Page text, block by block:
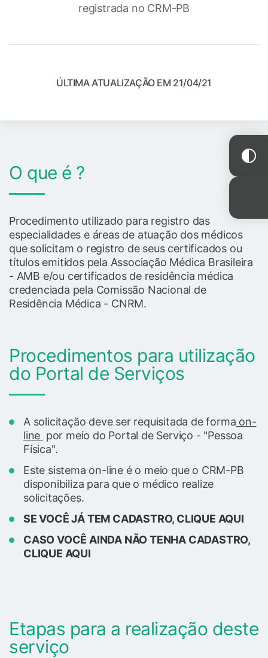
registrada no CRM-PB
ÚLTIMA ATUALIZAÇÃO EM 21/04/21
O que é ?
Procedimento utilizado para registro das
especialidades e áreas de atuação dos médicos
que solicitam o registro de seus certificados ou
títulos emitidos pela Associação Médica Brasileira
- AMB e/ou certificados de residência médica
credenciada pela Comissão Nacional de
Residência Médica - CNRM.
Procedimentos para utilização
do Portal de Serviços
A solicitação deve ser requisitada de forma on-
line por meio do Portal de Serviço - "Pessoa
Física".
Este sistema on-line é o meio que o CRM-PB
disponibiliza para que o médico realize
solicitações.
SE VOCÊ JÁ TEM CADASTRO, CLIQUE AQUI
CASO VOCÊ AINDA NÃO TENHA CADASTRO,
CLIQUE AQUI
Etapas para a realização deste
serviço